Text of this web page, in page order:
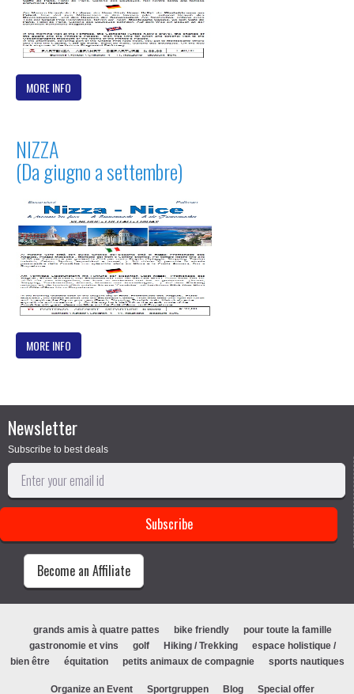
MORE INFO
NIZZA
(Da giugno a settembre)
MORE INFO
Newsletter
Subscribe to best deals
Become an Affiliate
grands amis à quatre pattes bike friendly
pour toute la famille
gastronomie et vins
golf Hiking / Trekking
espace holistique /
bien être
équitation petits animaux de compagnie sports nautiques
Organize an Event Sportgruppen Blog Special offer